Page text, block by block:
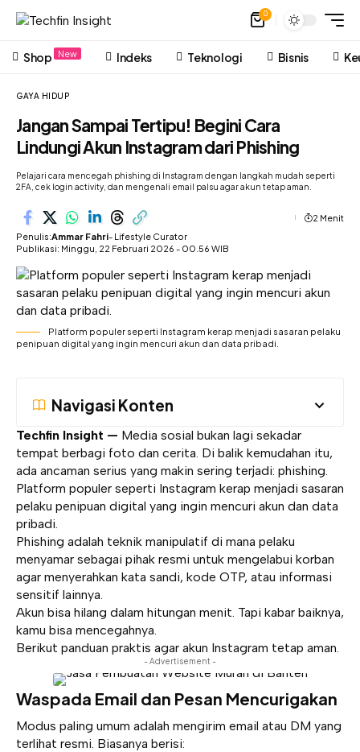
0
Shop New Indeks Teknologi Bisnis
GAYA HIDUP
Jangan Sampai Tertipu! Begini Cara
Lindungi Akun Instagram dari Phishing
Pelajari cara mencegah phishing di Instagram dengan langkah mudah seperti
2FA, cek login activity, dan mengenali email palsu agar akun tetap aman.
Penulis:Ammar Fahri- Lifestyle Curator
Publikasi: Minggu, 22 Februari 2026 - 00.56 WIB
2 Menit
Platform populer seperti Instagram kerap menjadi sasaran pelaku
penipuan digital yang ingin mencuri akun dan data pribadi.
Navigasi Konten
Techfin Insight — Media sosial bukan lagi sekadar
tempat berbagi foto dan cerita. Di balik kemudahan itu,
ada ancaman serius yang makin sering terjadi: phishing.
Platform populer seperti Instagram kerap menjadi sasaran
pelaku penipuan digital yang ingin mencuri akun dan data
pribadi.
Phishing adalah teknik manipulatif di mana pelaku
menyamar sebagai pihak resmi untuk mengelabui korban
agar menyerahkan kata sandi, kode OTP, atau informasi
sensitif lainnya.
Akun bisa hilang dalam hitungan menit. Tapi kabar baiknya,
kamu bisa mencegahnya.
Berikut panduan praktis agar akun Instagram tetap aman.
- Advertisement -
Waspada Email dan Pesan Mencurigakan
Modus paling umum adalah mengirim email atau DM yang
terlihat resmi. Biasanya berisi: